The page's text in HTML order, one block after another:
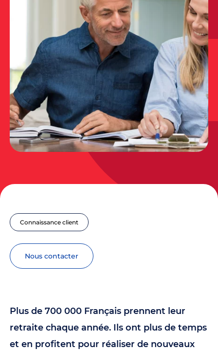
Connaissance client
nous contacter
Plus de 700 000 Français prennent leur
retraite chaque année. Ils ont plus de temps
et en profitent pour réaliser de nouveaux